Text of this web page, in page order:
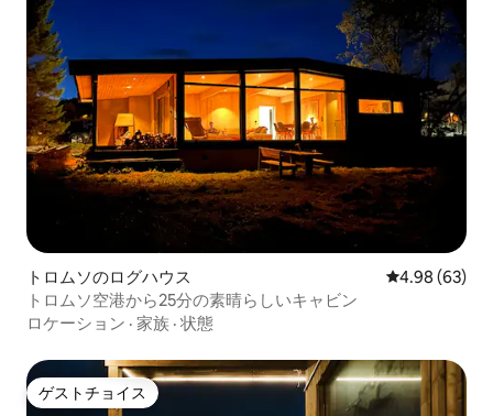
トロムソのログハウス レビュー63
4.98 (63)
トロムソ空港から25分の素晴らしいキャビン
ロケーション · 家族 · 状態
ゲストチョイス
ゲストチョイス